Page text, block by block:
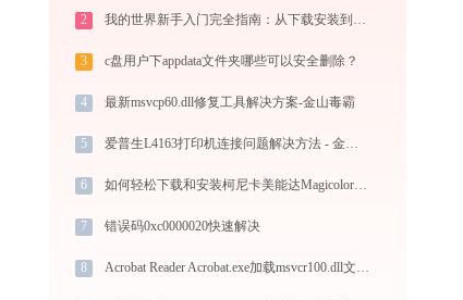
2 我的世界新手入门完全指南：从下载安装到生存第一天，一篇讲透
3 c盘用户下appdata文件夹哪些可以安全删除？
4 最新msvcp60.dll修复工具解决方案-金山毒霸
5 爱普生L4163打印机连接问题解决方法 - 金山毒霸
6 如何轻松下载和安装柯尼卡美能达Magicolor 5430D打印机驱动？跟着这篇指南走
7 错误码0xc0000020快速解决
8 Acrobat Reader Acrobat.exe加载msvcr100.dll文件丢失处理办法